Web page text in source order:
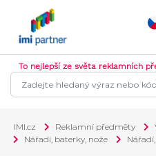
To nejlepší ze světa reklamních
IMI.cz Reklamní předměty
Nářadí, baterky, nože